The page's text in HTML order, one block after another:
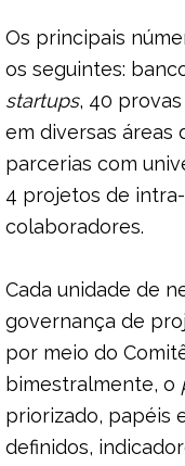
Os principais
os seguintes:
startups, 40
em diversas áreas
parcerias com
4 projetos de
colaboradores.
Cada unidade de
governança de
por meio do
bimestralmente, o
priorizado, papéis
definidos,